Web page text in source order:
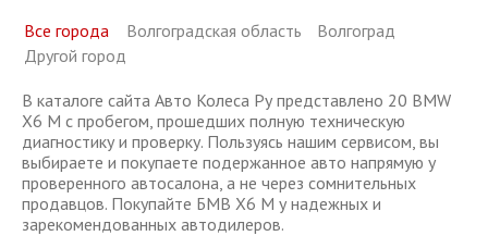
Все города Волгоградская область
Волгоград
Другой город
В каталоге сайта Авто Колеса Ру представлено 20 BMW
X6 M с пробегом, прошедших полную техническую
диагностику и проверку. Пользуясь нашим сервисом, вы
выбираете и покупаете подержанное авто напрямую у
проверенного автосалона, а не через сомнительных
продавцов. Покупайте БМВ Х6 М у надежных и
зарекомендованных автодилеров.